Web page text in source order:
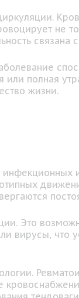
не
полная
жизни.
Это
вирусы,